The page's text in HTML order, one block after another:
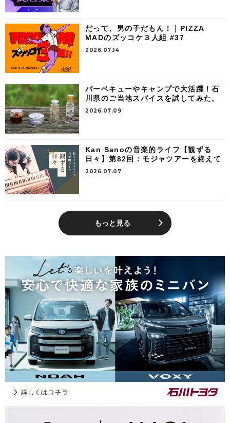
だって、男の子だもん！｜PIZZA
MADのズッコケ３人組 #37
2026.07.14
バーベキューやキャンプで大活躍！石
川県のご当地スパイスを試してみた。
2026.07.09
Kan Sanoの音楽的ライフ【観ずる
日々】第82回：モジャツアーを終えて
2026.07.07
もっと見る